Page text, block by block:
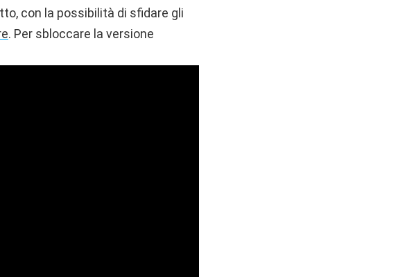
con la possibilità di sfidare gli
. Per sbloccare la versione